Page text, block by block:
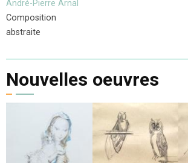
André-Pierre Arnal
Composition
abstraite
Nouvelles oeuvres